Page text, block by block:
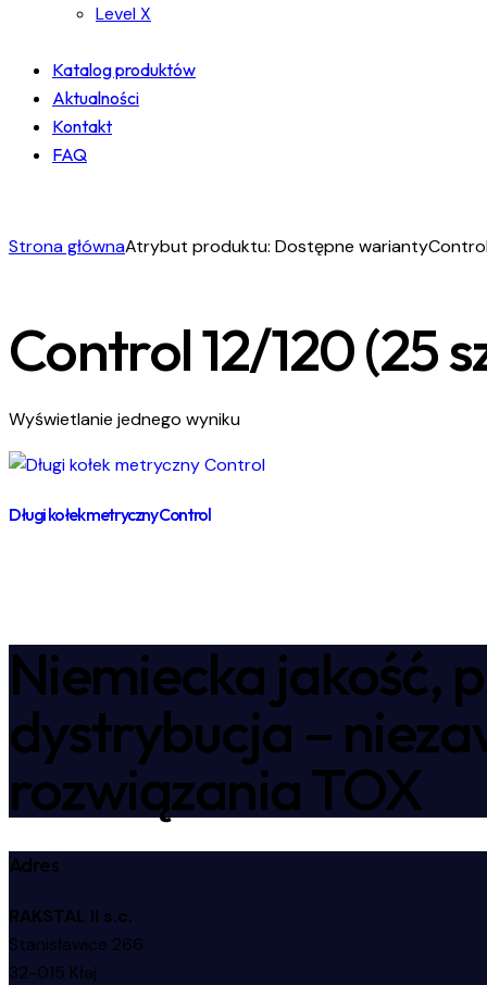
Level X
Katalog produktów
Aktualności
Kontakt
FAQ
1
Strona głównaAtrybut produktu: Dostępne warianty
Control 12/120 (25
Wyświetlanie jednego wyniku
Długi kołek metryczny Control
Niemiecka jakość,
dystrybucja –
rozwiązania TOX
Adres
RAKSTAL II s.c.
Stanisławice 266
32-015 Kłaj